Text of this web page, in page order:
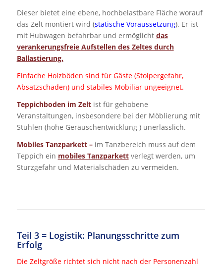
Dieser bietet eine ebene, hochbelastbare Fläche worauf
das Zelt montiert wird (statische Voraussetzung). Er ist
mit Hubwagen befahrbar und ermöglicht das
verankerungsfreie Aufstellen des Zeltes durch
Ballastierung.
Einfache Holzböden sind für Gäste (Stolpergefahr,
Absatzschäden) und stabiles Mobiliar ungeeignet.
Teppichboden im Zelt ist für gehobene
Veranstaltungen, insbesondere bei der Möblierung mit
Stühlen (hohe Geräuschentwicklung ) unerlässlich.
Mobiles Tanzparkett – im Tanzbereich muss auf dem
Teppich ein mobiles Tanzparkettverlegt werden, um
Sturzgefahr und Materialschäden zu vermeiden.
Teil 3 = Logistik: Planungsschritte zum
Erfolg
Die Zeltgröße richtet sich nicht nach der Personenzahl